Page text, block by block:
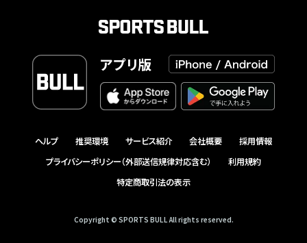
アプリ版
ヘルプ 推奨環境 サービス紹介 会社概要
採用情報
プライバシーポリシー（外部送信規律対応含む）
利用規約
特定商取引法の表示
Copyright © SPORTS BULL All rights reserved.